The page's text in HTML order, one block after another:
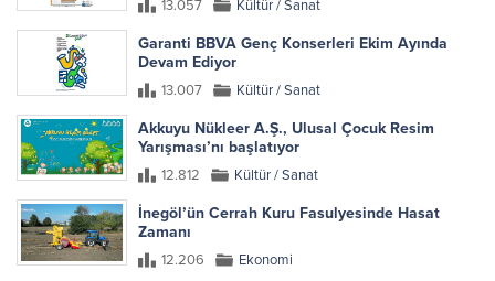
13.057 Kültür / Sanat
Garanti BBVA Genç Konserleri Ekim Ayında
Devam Ediyor
13.007 Kültür / Sanat
Akkuyu Nükleer A.Ş., Ulusal Çocuk Resim
Yarışması’nı başlatıyor
12.812 Kültür / Sanat
İnegöl’ün Cerrah Kuru Fasulyesinde Hasat
Zamanı
12.206 Ekonomi